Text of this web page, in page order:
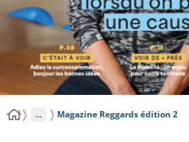
... Magazine Reggards édition 2